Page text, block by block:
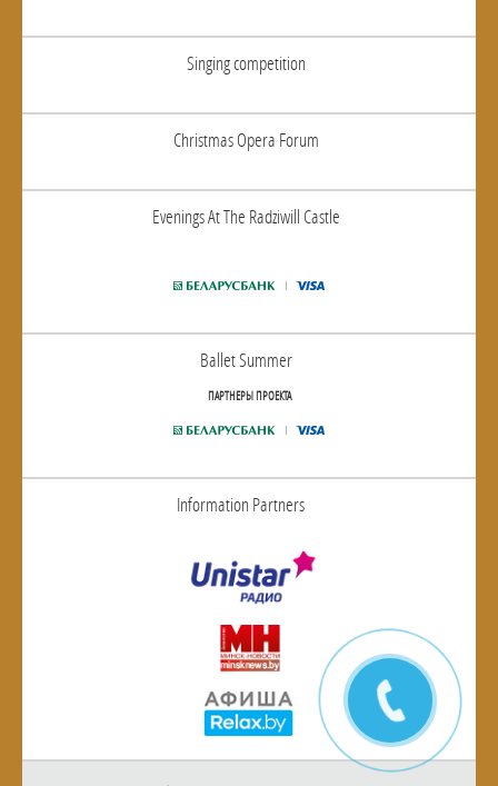
Singing competition
Christmas Opera Forum
Evenings At The Radziwill Castle
Ballet Summer
ПАРТНЕРЫ ПРОЕКТА
Information Partners